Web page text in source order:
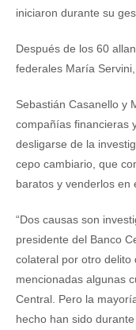
iniciaron durante su
Después de los 60
federales María Servini,
Sebastián Casanello y
compañías financieras
desligarse de la
cepo cambiario, que
baratos y venderlos en
“Dos causas son
presidente del Banco
colateral por otro delito
mencionadas algunas
Central. Pero la
hecho han sido